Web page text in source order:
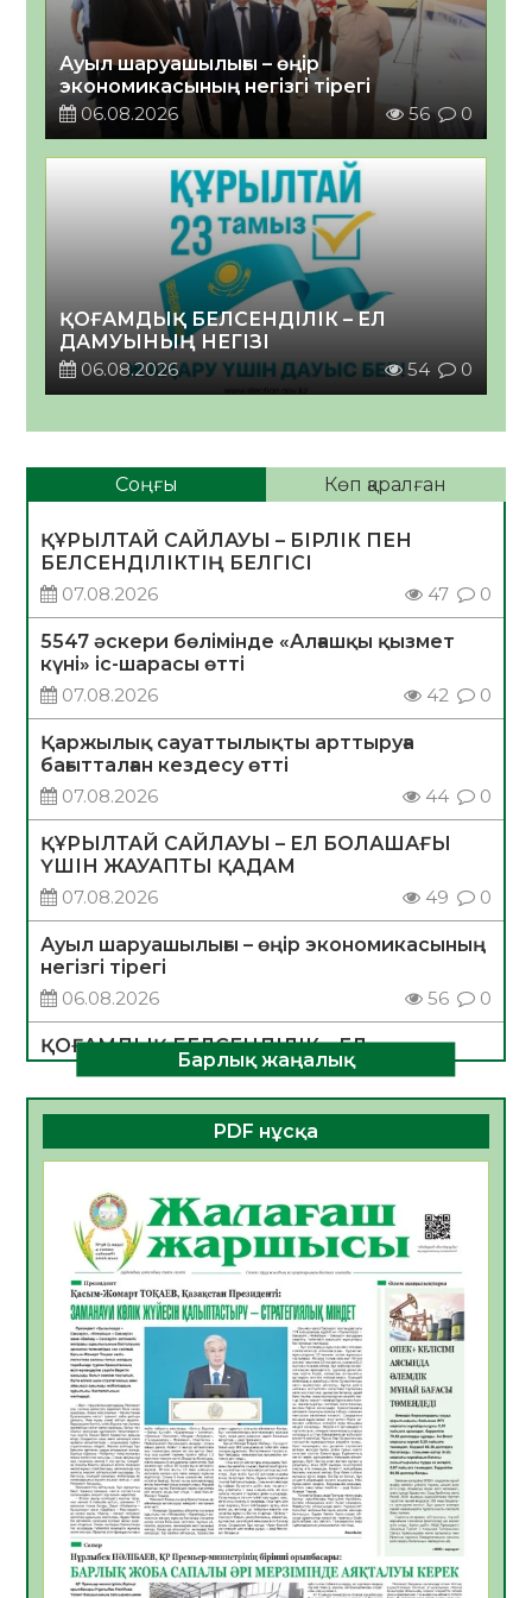
Ауыл шаруашылығы – өңір
экономикасының негізгі тірегі
06.08.2026
56 0
ҚОҒАМДЫҚ БЕЛСЕНДІЛІК – ЕЛ
ДАМУЫНЫҢ НЕГІЗІ
06.08.2026
54 0
Соңғы Көп қаралған
ҚҰРЫЛТАЙ САЙЛАУЫ – БІРЛІК ПЕН
БЕЛСЕНДІЛІКТІҢ БЕЛГІСІ
07.08.2026
47 0
5547 әскери бөлімінде «Алғашқы қызмет
күні» іс-шарасы өтті
07.08.2026
42 0
Қаржылық сауаттылықты арттыруға
бағытталған кездесу өтті
07.08.2026
44 0
ҚҰРЫЛТАЙ САЙЛАУЫ – ЕЛ БОЛАШАҒЫ
ҮШІН ЖАУАПТЫ ҚАДАМ
07.08.2026
49 0
Ауыл шаруашылығы – өңір экономикасының
негізгі тірегі
06.08.2026
56 0
ҚОҒАМДЫҚ БЕЛСЕНДІЛІК – ЕЛ
ДАМУЫНЫҢ НЕГІЗІ
06.08.2026
54 0
ҚҰРЫЛТАЙ САЙЛАУЫ – БОЛАШАҚҚА
БАСТАР ЖАУАПТЫ ТАҢДАУ
06.08.2026
Инфекциялық ауруларға қарсы иммундау
жұмыстарының тиімділігі
06.08.2026
58
Көкжөтел ауруы туралы
06.08.2026
56
АПВ вакцинасы туралы мәлімет
06.08.2026
57
Open Air: Қызылорда облысы полиция
департаменті 20 мыңнан астам
көрерменнің қауіпсіздігін қамтамасыз етті
06.08.2026
67
Барлық жаңалық
PDF нұсқа